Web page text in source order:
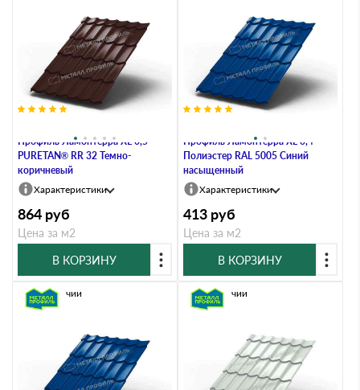
Профиль Ламонтерра XL 0,5
PURETAN® RR 32 Темно-
коричневый
Характеристики
864 руб
Цена за м2
В КОРЗИНУ
Профиль Ламонтерра XL 0,4
Полиэстер RAL 5005 Синий
насыщенный
Характеристики
413 руб
Цена за м2
В КОРЗИНУ
В наличии В наличии